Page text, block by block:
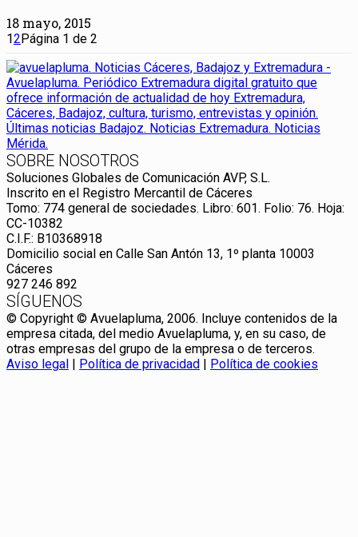
18 mayo, 2015
12Página 1 de 2
SOBRE NOSOTROS
Soluciones Globales de Comunicación AVP, S.L.
Inscrito en el Registro Mercantil de Cáceres
Tomo: 774 general de sociedades. Libro: 601. Folio: 76. Hoja:
CC-10382
C.I.F.: B10368918
Domicilio social en Calle San Antón 13, 1º planta 10003
Cáceres
927 246 892
SÍGUENOS
© Copyright © Avuelapluma, 2006. Incluye contenidos de la
empresa citada, del medio Avuelapluma, y, en su caso, de
otras empresas del grupo de la empresa o de terceros.
Aviso legal | Política de privacidad | Política de cookies